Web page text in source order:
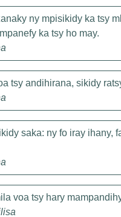
ny mpisikidy ka tsy
ka tsy ho may.
tsy andihirana, sikidy
saka: ny fo iray ihany,
voa tsy hary